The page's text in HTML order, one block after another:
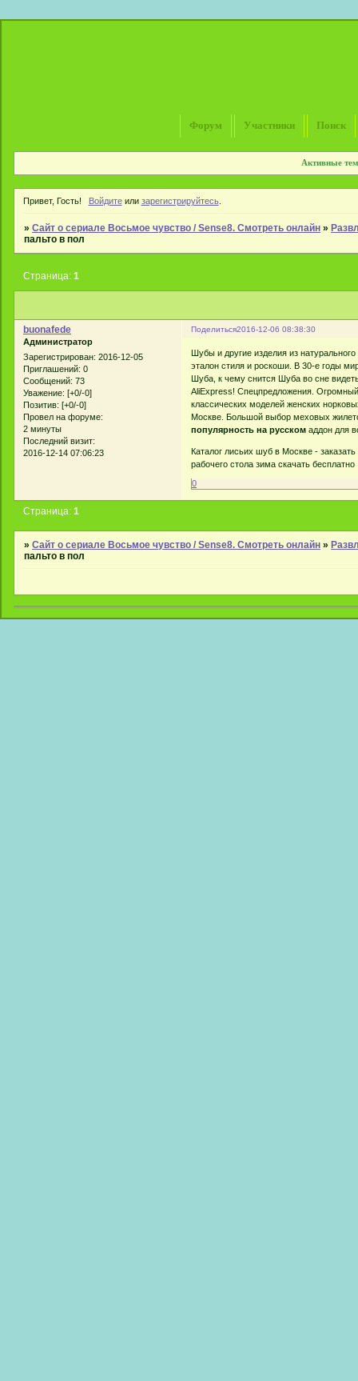
Форум Участники Поиск
Активные
Привет, Гость! Войдитеили зарегистрируйтесь.
»Сайт о сериале Восьмое чувство / Sense8. Смотреть онлайн »
пальто в пол
Страница:1
Поделиться2016-12-06 08:38:30
buonafede
Администратор
Зарегистрирован: 2016-12-05
Приглашений: 0
Сообщений: 73
Уважение: [+0/-0]
Позитив: [+0/-0]
Провел на форуме:
2 минуты
Последний визит:
2016-12-14 07:06:23
Шубы и другие изделия из
эталон стиля и роскоши. В 30-е годы
Шуба, к чему снится Шуба во сне
AliExpress! Спецпредложения.
классических моделей женских
Москве. Большой выбор меховых
популярность на русском аддон для
Каталог лисьих шуб в Москве -
рабочего стола зима скачать бесплатно
0
Страница:1
»Сайт о сериале Восьмое чувство / Sense8. Смотреть онлайн »
пальто в пол